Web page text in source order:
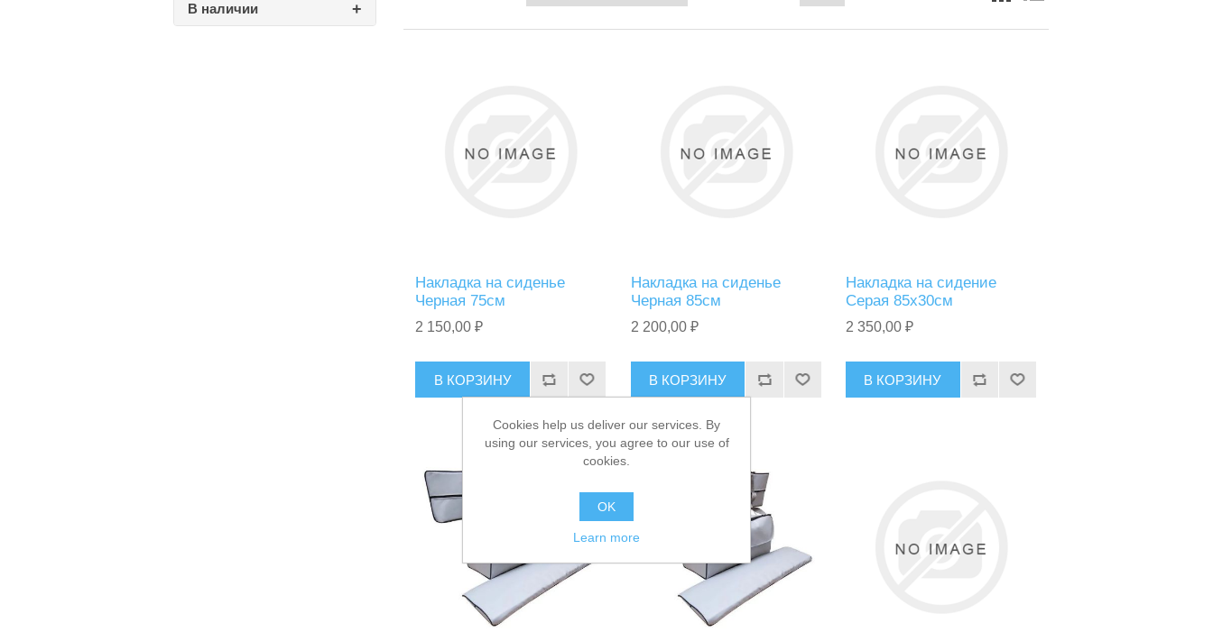
В наличии
Накладка на сиденье
Черная 75см
2 150,00 ₽
В КОРЗИНУ
Накладка на сиденье
Черная 85см
2 200,00 ₽
В КОРЗИНУ
Накладка на сидение
Серая 85х30см
2 350,00 ₽
В КОРЗИНУ
Cookies help us deliver our services. By
using our services, you agree to our use of
cookies.
OK
Learn more